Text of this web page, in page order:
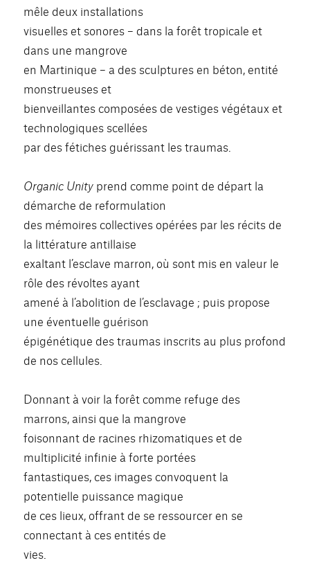
mêle deux installations
visuelles et sonores – dans la forêt tropicale et
dans une mangrove
en Martinique – a des sculptures en béton, entité
monstrueuses et
bienveillantes composées de vestiges végétaux et
technologiques scellées
par des fétiches guérissant les traumas.
Organic Unity prend comme point de départ la
démarche de reformulation
des mémoires collectives opérées par les récits de
la littérature antillaise
exaltant l’esclave marron, où sont mis en valeur le
rôle des révoltes ayant
amené à l’abolition de l’esclavage ; puis propose
une éventuelle guérison
épigénétique des traumas inscrits au plus profond
de nos cellules.
Donnant à voir la forêt comme refuge des
marrons, ainsi que la mangrove
foisonnant de racines rhizomatiques et de
multiplicité infinie à forte portées
fantastiques, ces images convoquent la
potentielle puissance magique
de ces lieux, offrant de se ressourcer en se
connectant à ces entités de
vies.